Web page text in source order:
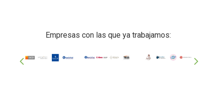
Empresas con las que ya trabajamos: